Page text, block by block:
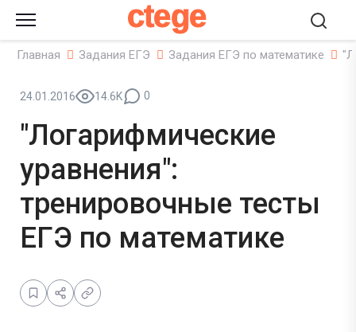
ctege
Главная Задания ЕГЭ Задания ЕГЭ по математике
24.01.2016 14.6K 0
"Логарифмические
уравнения":
тренировочные тесты
ЕГЭ по математике